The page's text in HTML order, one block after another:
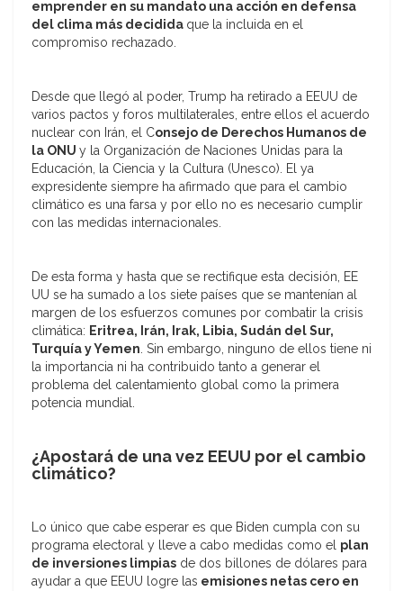
emprender en su mandato una acción en defensa
del clima más decidida que la incluida en el
compromiso rechazado.
Desde que llegó al poder, Trump ha retirado a EEUU de
varios pactos y foros multilaterales, entre ellos el acuerdo
nuclear con Irán, el Consejo de Derechos Humanos de
la ONU y la Organización de Naciones Unidas para la
Educación, la Ciencia y la Cultura (Unesco). El ya
expresidente siempre ha afirmado que para el cambio
climático es una farsa y por ello no es necesario cumplir
con las medidas internacionales.
De esta forma y hasta que se rectifique esta decisión, EE
UU se ha sumado a los siete países que se mantenían al
margen de los esfuerzos comunes por combatir la crisis
climática: Eritrea, Irán, Irak, Libia, Sudán del Sur,
Turquía y Yemen. Sin embargo, ninguno de ellos tiene ni
la importancia ni ha contribuido tanto a generar el
problema del calentamiento global como la primera
potencia mundial.
¿Apostará de una vez EEUU por el cambio
climático?
Lo único que cabe esperar es que Biden cumpla con su
programa electoral y lleve a cabo medidas como el plan
de inversiones limpias de dos billones de dólares para
ayudar a que EEUU logre las emisiones netas cero en